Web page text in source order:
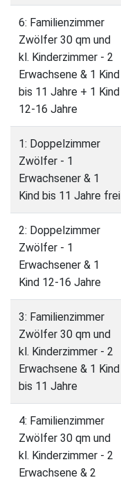
6: Familienzimmer
Zwölfer 30 qm und
kl. Kinderzimmer - 2
Erwachsene & 1 Kind
bis 11 Jahre + 1 Kind
12-16 Jahre
1: Doppelzimmer
Zwölfer - 1
Erwachsener & 1
Kind bis 11 Jahre frei
2: Doppelzimmer
Zwölfer - 1
Erwachsener & 1
Kind 12-16 Jahre
3: Familienzimmer
Zwölfer 30 qm und
kl. Kinderzimmer - 2
Erwachsene & 1 Kind
bis 11 Jahre
4: Familienzimmer
Zwölfer 30 qm und
kl. Kinderzimmer - 2
Erwachsene & 2